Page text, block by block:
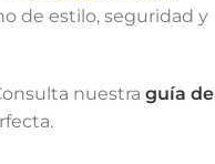
de estilo, seguridad y
nuestra guía de